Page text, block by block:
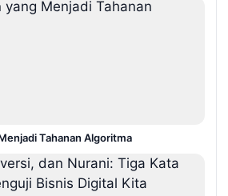
Tahanan Algoritma